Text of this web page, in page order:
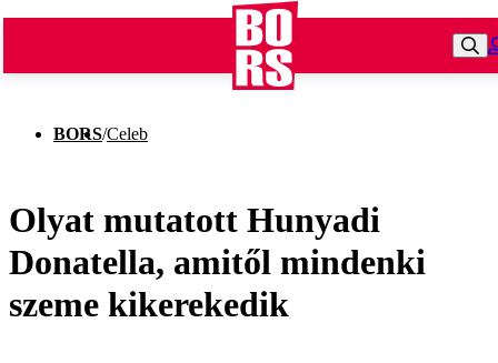
BORS/Celeb
Olyat mutatott Hunyadi
Donatella, amitől mindenki
szeme kikerekedik